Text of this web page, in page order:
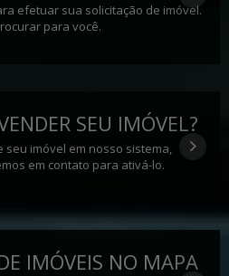
efetuar sua solicitação de imóvel.
para você.
SEU IMÓVEL?
seu imóvel em nosso sistema,
em contato para ativá-lo.
IMÓVEIS NO MAPA